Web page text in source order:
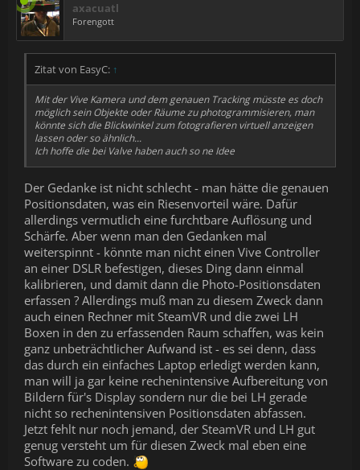
axacuatl
Forengott
Zitat von EasyC: ↑
Mit der Vive Kamera und dem genauen Tracking müsste es doch
möglich sein Objekte oder Räume zu photogrammisieren, man
könnte sich die Blickwinkel zum fotografieren virtuell anzeigen
lassen oder so ähnlich...
Ich hoffe die bei Valve haben auch so ne Idee
Der Gedanke ist nicht schlecht - man hätte die genauen
Positionsdaten, was ein Riesenvorteil wäre. Dafür
allerdings vermutlich eine furchtbare Auflösung und
Schärfe. Aber wenn man den Gedanken mal
weiterspinnt - könnte man nicht einen Vive Controller
an einer DSLR befestigen, dieses Ding dann einmal
kalibrieren, und damit dann die Photo-Positionsdaten
erfassen ? Allerdings muß man zu diesem Zweck dann
auch einen Rechner mit SteamVR und die zwei LH
Boxen in den zu erfassenden Raum schaffen, was kein
ganz unbeträchtlicher Aufwand ist - es sei denn, dass
das durch ein einfaches Laptop erledigt werden kann,
man will ja gar keine rechenintensive Aufbereitung von
Bildern für's Display sondern nur die bei LH gerade
nicht so rechenintensiven Positionsdaten abfassen.
Jetzt fehlt nur noch jemand, der SteamVR und LH gut
genug versteht um für diesen Zweck mal eben eine
Software zu coden.